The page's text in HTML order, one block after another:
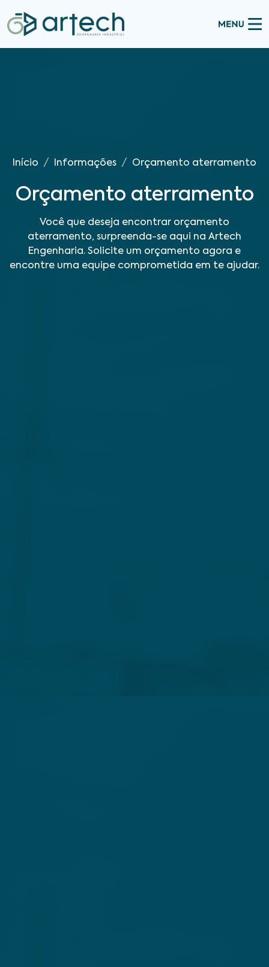
Início Informações Orçamento aterramento
Orçamento aterramento
Você que deseja encontrar orçamento
aterramento, surpreenda-se aqui na Artech
Engenharia. Solicite um orçamento agora e
encontre uma equipe comprometida em te ajudar.